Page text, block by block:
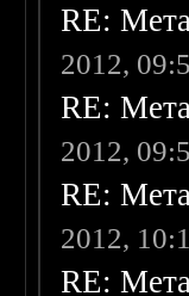
RE:
2012,
RE:
2012,
RE:
2012,
RE: